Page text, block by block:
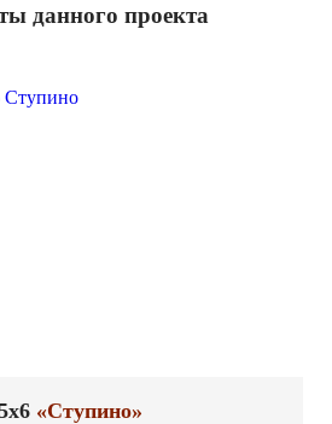
данного проекта
«Ступино»